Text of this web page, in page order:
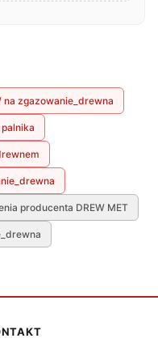
zgazowanie_drewna
producenta DREW MET